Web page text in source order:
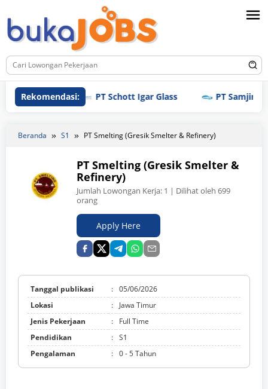
ke
konten
Rekomendasi:PT Schott Igar Glass PT Samjin
Beranda S1 PT Smelting (Gresik Smelter & Refinery)
PT Smelting (Gresik Smelter &
Refinery)
Jumlah Lowongan Kerja: 1 | Dilihat oleh 699
orang
Apply Here
Tanggal publikasi : 05/06/2026
Lokasi
:
Jawa Timur
Jenis Pekerjaan
:
Full Time
Pendidikan
: S1
Pengalaman
: 0 - 5 Tahun